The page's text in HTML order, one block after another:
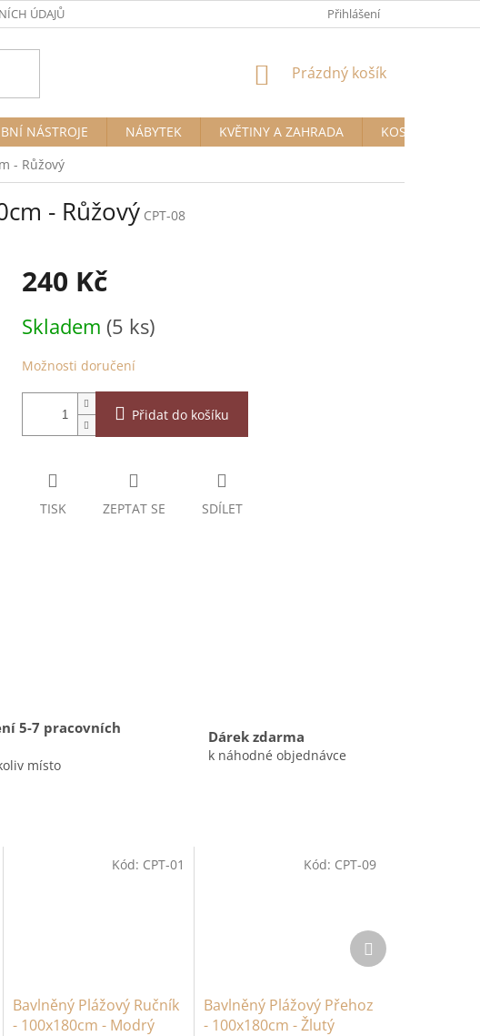
ÚDAJŮ Přihlášení
NÁKUPNÍ
Prázdný košík
NÁSTROJE NÁBYTEK KVĚTINY A ZAHRADA
KOSMETIKA A
- Růžový
- Růžový CPT-08
240 Kč
cena:
Skladem (5 ks)
Možnosti doručení
Přidat do košíku
TISK ZEPTAT SE SDÍLET
5-7 pracovních
místo
Dárek zdarma
k náhodné objednávce
Bavlněný Plážový Ručník
- 100x180cm - Modrý
Kód: CPT-01
Bavlněný Plážový Přehoz
- 100x180cm - Žlutý
Kód: CPT-09
Další
produkt